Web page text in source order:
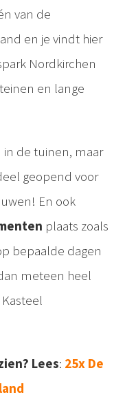
van de
en je vindt hier
Nordkirchen
en lange
de tuinen, maar
geopend voor
En ook
plaats zoals
bepaalde dagen
meteen heel
Lees: 25x De